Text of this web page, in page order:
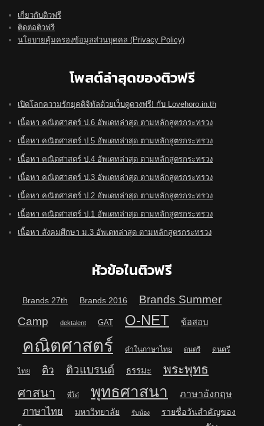
เกี่ยวกับติวฟรี
ติดต่อติวฟรี
นโยบายคุ้มครองข้อมูลส่วนบุคคล (Privacy Policy)
โพสต์ล่าสุดของติวฟรี
เปิดโลกความรักยุคดิจิทัลด้วยเว็บดูดวงฟรี! กับ Lovehoro.in.th
เนื้อหา คณิตศาสตร์ ป.6 อัพเดทล่าสุด ตามหลักสูตรกระทรวง
เนื้อหา คณิตศาสตร์ ป.5 อัพเดทล่าสุด ตามหลักสูตรกระทรวง
เนื้อหา คณิตศาสตร์ ป.4 อัพเดทล่าสุด ตามหลักสูตรกระทรวง
เนื้อหา คณิตศาสตร์ ป.3 อัพเดทล่าสุด ตามหลักสูตรกระทรวง
เนื้อหา คณิตศาสตร์ ป.2 อัพเดทล่าสุด ตามหลักสูตรกระทรวง
เนื้อหา คณิตศาสตร์ ป.1 อัพเดทล่าสุด ตามหลักสูตรกระทรวง
เนื้อหา สังคมศึกษา ม.3 อัพเดทล่าสุด ตามหลักสูตรกระทรวง
หัวข้อในติวฟรี
Brands 27th Brands 2016
Brands Summer
Camp
dektalent GAT O-NET ข้อสอบ
คณิตศาสตร์ คำในภาษาไทย ดนตรี ดนตรี
ไทย ติว ติวแบรนด์ ธรรมะ
พระพุทธ
ศาสนา
พี่โต๋ พุทธศาสนา ภาษาอังกฤษ
ภาษาไทย มหาวิทยาลัย รับน้อง
รายชื่อวันสำคัญของ